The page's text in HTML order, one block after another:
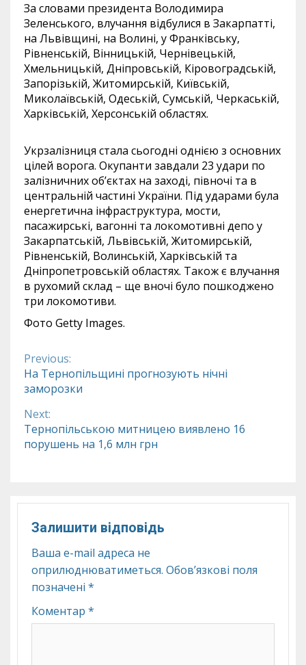
За словами президента Володимира
Зеленського, влучання відбулися в Закарпатті,
на Львівщині, на Волині, у Франківську,
Рівненській, Вінницькій, Чернівецькій,
Хмельницькій, Дніпровській, Кіровоградській,
Запорізькій, Житомирській, Київській,
Миколаївській, Одеській, Сумській, Черкаській,
Харківській, Херсонській областях.
Укрзалізниця стала сьогодні однією з основних
цілей ворога. Окупанти завдали 23 удари по
залізничних об’єктах на заході, півночі та в
центральній частині України. Під ударами була
енергетична інфраструктура, мости,
пасажирські, вагонні та локомотивні депо у
Закарпатській, Львівській, Житомирській,
Рівненській, Волинській, Харківській та
Дніпропетровській областях. Також є влучання
в рухомий склад – ще вночі було пошкоджено
три локомотиви.
Фото Getty Images.
Continue
Reading
Previous:
На Тернопільщині прогнозують нічні
заморозки
Next:
Тернопільською митницею виявлено 16
порушень на 1,6 млн грн
Залишити відповідь
Ваша e-mail адреса не
оприлюднюватиметься. Обов’язкові поля
позначені *
Коментар *